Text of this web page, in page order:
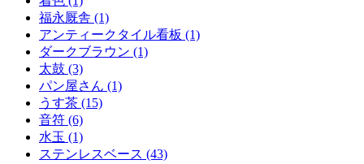
福永厩舎 (1)
アンティークタイル看板 (1)
ダークブラウン (1)
太鼓 (3)
パン屋さん (1)
うす茶 (15)
音符 (6)
水玉 (1)
ステンレスベース (43)